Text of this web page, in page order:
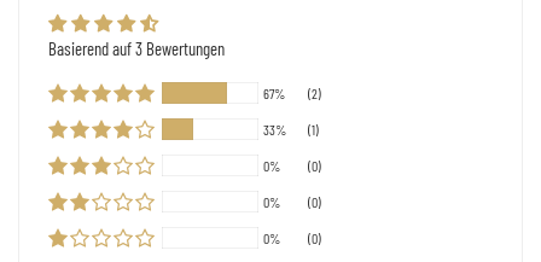
Basierend auf 3 Bewertungen
67% (2)
33% (1)
0% (0)
0% (0)
0% (0)